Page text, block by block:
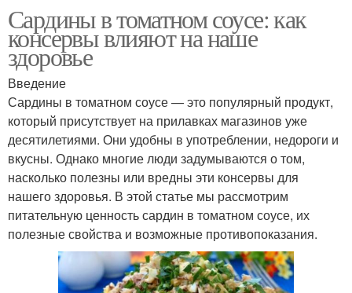
Сардины в томатном соусе: как
консервы влияют на наше
здоровье
Введение
Сардины в томатном соусе — это популярный продукт,
который присутствует на прилавках магазинов уже
десятилетиями. Они удобны в употреблении, недороги и
вкусны. Однако многие люди задумываются о том,
насколько полезны или вредны эти консервы для
нашего здоровья. В этой статье мы рассмотрим
питательную ценность сардин в томатном соусе, их
полезные свойства и возможные противопоказания.